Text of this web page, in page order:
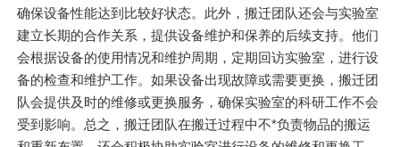
确保设备性能达到比较好状态。此外，搬迁团队还会与实验室
建立长期的合作关系，提供设备维护和保养的后续支持。他们
会根据设备的使用情况和维护周期，定期回访实验室，进行设
备的检查和维护工作。如果设备出现故障或需要更换，搬迁团
队会提供及时的维修或更换服务，确保实验室的科研工作不会
受到影响。总之，搬迁团队在搬迁过程中不*负责物品的搬运